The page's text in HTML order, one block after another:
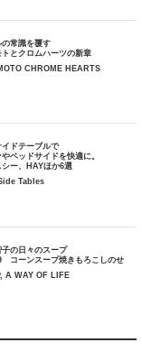
の常識を覆す
トとクロムハーツの新章
CHROME HEARTS
イドテーブルで
やベッドサイドを快適に。
シー、HAYほか6選
Tables
子の日々のスープ
コーンスープ焼きもろこしのせ
A WAY OF LIFE